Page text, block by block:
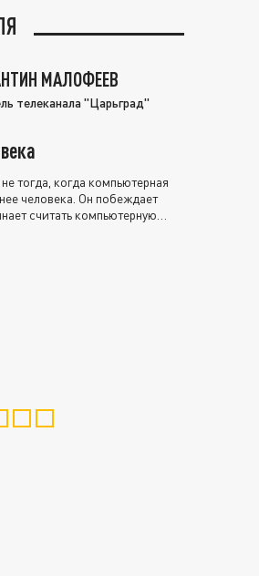
МАЛОФЕЕВ
телеканала "Царьград"
тогда, когда компьютерная
человека. Он побеждает
считать компьютерную